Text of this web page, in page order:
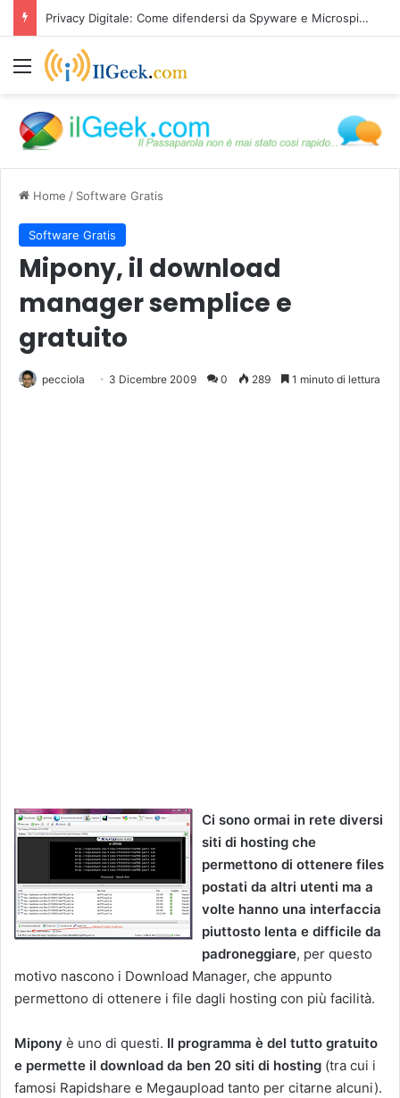
Privacy Digitale: Come difendersi da Spyware e Microspie di Nuova Generazione
Menu
Home / Software Gratis
Software Gratis
Mipony, il download
manager semplice e
gratuito
pecciola 3 Dicembre 2009 0 289 1 minuto di lettura
Ci sono ormai in rete diversi
siti di hosting che
permettono di ottenere files
postati da altri utenti ma a
volte hanno una interfaccia
piuttosto lenta e difficile da
padroneggiare, per questo
motivo nascono i Download Manager, che appunto
permettono di ottenere i file dagli hosting con più facilità.
Mipony è uno di questi. Il programma è del tutto gratuito
e permette il download da ben 20 siti di hosting (tra cui i
famosi Rapidshare e Megaupload tanto per citarne alcuni).